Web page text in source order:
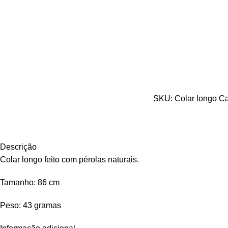
SKU: Colar longo
Descrição
Colar longo feito com pérolas naturais.
Tamanho: 86 cm
Peso: 43 gramas